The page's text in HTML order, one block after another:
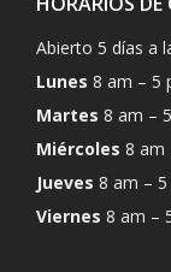
Abierto 5 días a
Lunes 8 am – 5
Martes 8 am –
Miércoles 8 am
Jueves 8 am –
Viernes 8 am –